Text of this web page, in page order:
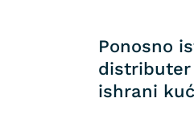
Ponosno
distributer
ishrani